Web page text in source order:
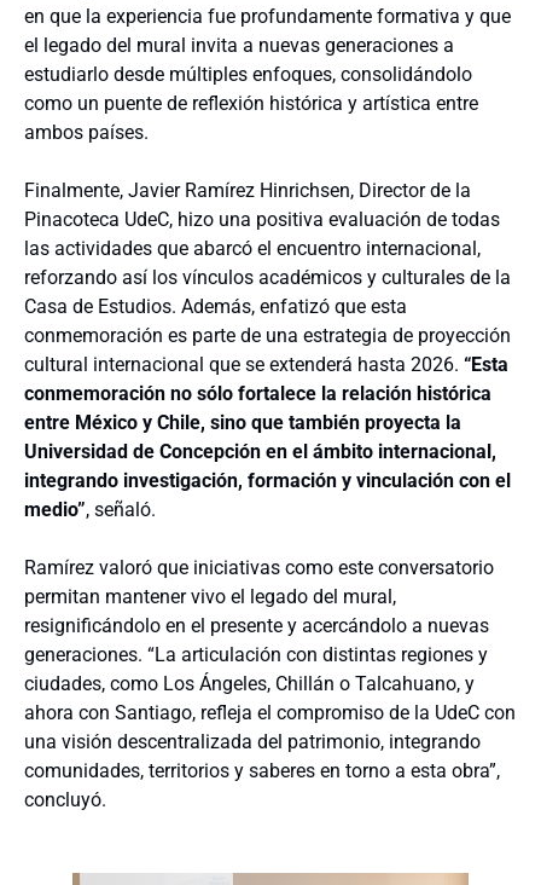
en que la experiencia fue profundamente formativa y que
el legado del mural invita a nuevas generaciones a
estudiarlo desde múltiples enfoques, consolidándolo
como un puente de reflexión histórica y artística entre
ambos países.
Finalmente, Javier Ramírez Hinrichsen, Director de la
Pinacoteca UdeC, hizo una positiva evaluación de todas
las actividades que abarcó el encuentro internacional,
reforzando así los vínculos académicos y culturales de la
Casa de Estudios. Además, enfatizó que esta
conmemoración es parte de una estrategia de proyección
cultural internacional que se extenderá hasta 2026. “Esta
conmemoración no sólo fortalece la relación histórica
entre México y Chile, sino que también proyecta la
Universidad de Concepción en el ámbito internacional,
integrando investigación, formación y vinculación con el
medio”, señaló.
Ramírez valoró que iniciativas como este conversatorio
permitan mantener vivo el legado del mural,
resignificándolo en el presente y acercándolo a nuevas
generaciones. “La articulación con distintas regiones y
ciudades, como Los Ángeles, Chillán o Talcahuano, y
ahora con Santiago, refleja el compromiso de la UdeC con
una visión descentralizada del patrimonio, integrando
comunidades, territorios y saberes en torno a esta obra”,
concluyó.